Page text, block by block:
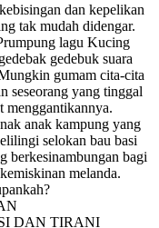
dan kepelikan
tak mudah didengar.
lagu Kucing
gedebuk suara
gumam cita-cita
seseorang yang tinggal
menggantikannya.
anak kampung yang
selokan bau basi
berkesinambungan bagi
melanda.
DAN TIRANI